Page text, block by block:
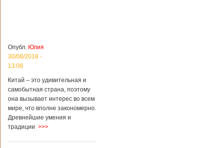
Опубл. Юлия
30/08/2018 -
13:08
Китай – это удивительная и
самобытная страна, поэтому
она вызывает интерес во всем
мире, что вполне закономерно.
Древнейшие умения и
традиции >>>